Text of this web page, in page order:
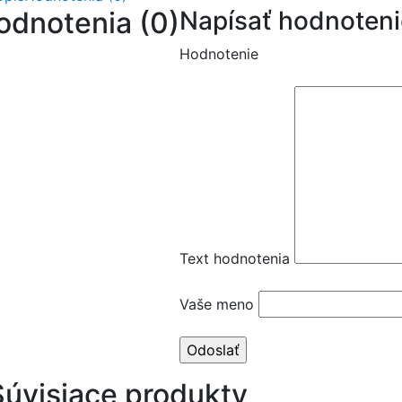
(0)Napísať
Hodnotenie
Text hodnotenia
Vaše meno
produkty